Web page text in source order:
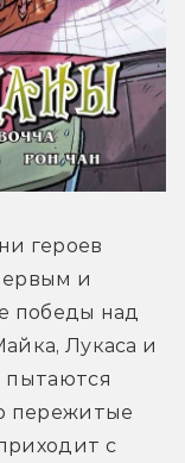
героев
и
победы над
Лукаса и
пытаются
пережитые
с